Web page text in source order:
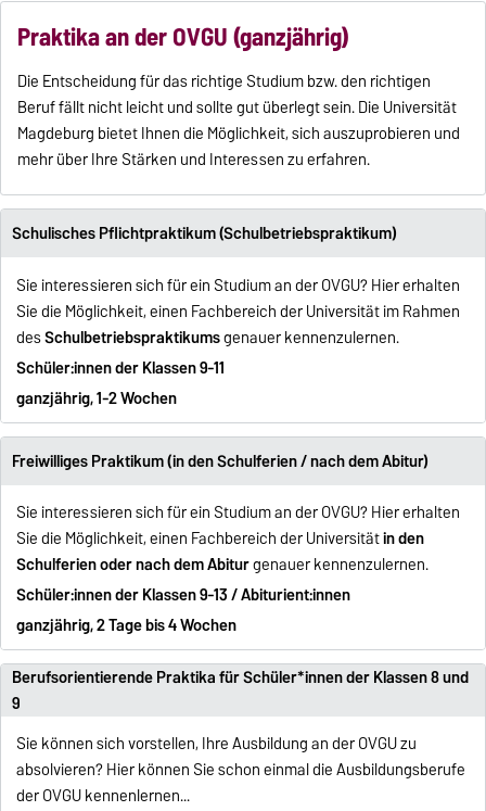
Praktika an der OVGU (ganzjährig)
Die Entscheidung für das richtige Studium bzw. den richtigen
Beruf fällt nicht leicht und sollte gut überlegt sein. Die Universität
Magdeburg bietet Ihnen die Möglichkeit, sich auszuprobieren und
mehr über Ihre Stärken und Interessen zu erfahren.
Schulisches Pflichtpraktikum (Schulbetriebspraktikum)
Sie interessieren sich für ein Studium an der OVGU? Hier erhalten
Sie die Möglichkeit, einen Fachbereich der Universität im Rahmen
desSchulbetriebspraktikumsgenauer kennenzulernen.
Schüler:innen der Klassen 9-11
ganzjährig, 1-2 Wochen
Freiwilliges Praktikum (in den Schulferien / nach dem Abitur)
Sie interessieren sich für ein Studium an der OVGU? Hier erhalten
Sie die Möglichkeit, einen Fachbereich der Universitätin den
Schulferien oder nach dem Abiturgenauer kennenzulernen.
Schüler:innen der Klassen 9-13 / Abiturient:innen
ganzjährig, 2 Tage bis 4 Wochen
Berufsorientierende Praktika für Schüler*innen der Klassen 8 und
9
Sie können sich vorstellen, Ihre Ausbildung an der OVGU zu
absolvieren? Hier können Sie schon einmal die Ausbildungsberufe
der OVGU kennenlernen...